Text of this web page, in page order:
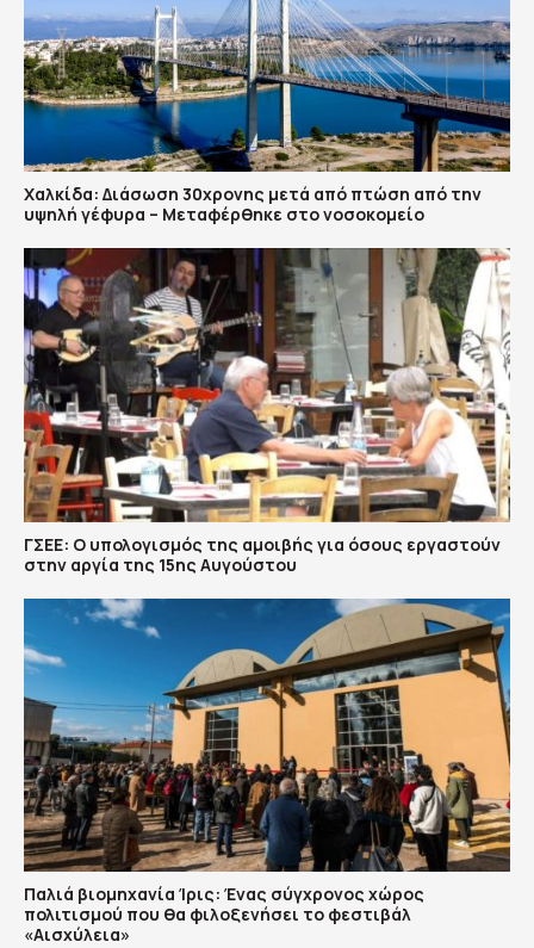
Χαλκίδα: Διάσωση 30χρονης μετά από πτώση από την
υψηλή γέφυρα – Μεταφέρθηκε στο νοσοκομείο
ΓΣΕΕ: Ο υπολογισμός της αμοιβής για όσους εργαστούν
στην αργία της 15ης Αυγούστου
Παλιά βιομηχανία Ίρις: Ένας σύγχρονος χώρος
πολιτισμού που θα φιλοξενήσει το φεστιβάλ
«Αισχύλεια»